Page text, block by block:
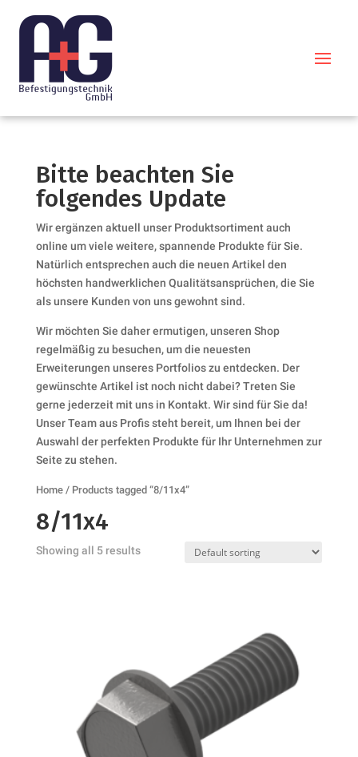
Bitte beachten Sie
folgendes Update
Wir ergänzen aktuell unser Produktsortiment auch
online um viele weitere, spannende Produkte für Sie.
Natürlich entsprechen auch die neuen Artikel den
höchsten handwerklichen Qualitätsansprüchen, die Sie
als unsere Kunden von uns gewohnt sind.
Wir möchten Sie daher ermutigen, unseren Shop
regelmäßig zu besuchen, um die neuesten
Erweiterungen unseres Portfolios zu entdecken. Der
gewünschte Artikel ist noch nicht dabei? Treten Sie
gerne jederzeit mit uns in Kontakt. Wir sind für Sie da!
Unser Team aus Profis steht bereit, um Ihnen bei der
Auswahl der perfekten Produkte für Ihr Unternehmen zur
Seite zu stehen.
Home/ Products tagged “8/11x4”
8/11x4
Showing all 5 results